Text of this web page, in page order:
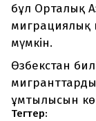
бұл Орталық
миграциялық
мүмкін.
Өзбекстан
ұмтылысын
Тегтер: